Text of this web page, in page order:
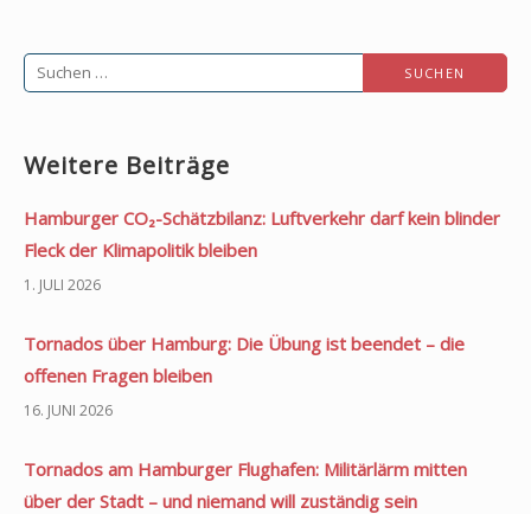
Suchen
Weitere Beiträge
Hamburger CO₂-Schätzbilanz: Luftverkehr darf kein blinder
Fleck der Klimapolitik bleiben
1. JULI 2026
Tornados über Hamburg: Die Übung ist beendet – die
offenen Fragen bleiben
16. JUNI 2026
Tornados am Hamburger Flughafen: Militärlärm mitten
über der Stadt – und niemand will zuständig sein